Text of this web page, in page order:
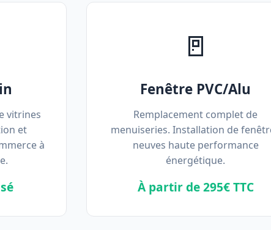
vitrines
et
à
🚪
Fenêtre PVC/Alu
Remplacement complet de
menuiseries. Installation de
neuves haute performance
énergétique.
À partir de 295€ TTC